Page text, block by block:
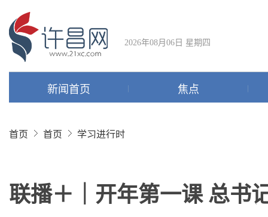
2026年08月06日 星期四
新闻首页 焦点
首页 首页 学习进行时
联播＋｜开年第一课 总书